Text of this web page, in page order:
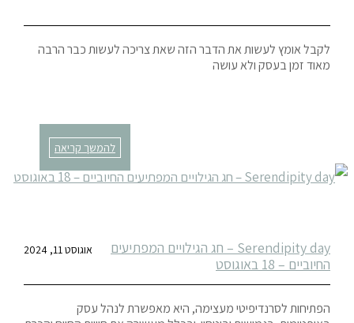
לקבל אומץ לעשות את הדבר הזה שאת צריכה לעשות כבר הרבה
מאוד זמן בעסק ולא עושה
להמשך קריאה
Serendipity day – חג הגילויים המפתיעים
החיוביים – 18 באוגוסט
אוגוסט 11, 2024
הפתיחות לסרנדיפיטי מעצימה, היא מאפשרת לנהל עסק